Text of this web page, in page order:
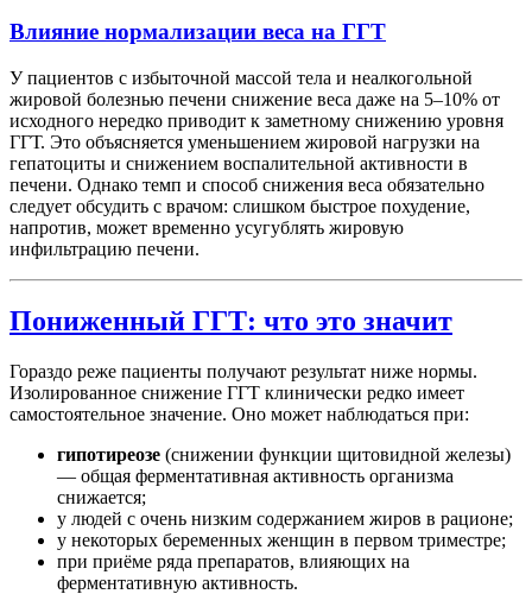
Влияние нормализации веса на ГГТ
У пациентов с избыточной массой тела и неалкогольной
жировой болезнью печени снижение веса даже на 5–10% от
исходного нередко приводит к заметному снижению уровня
ГГТ. Это объясняется уменьшением жировой нагрузки на
гепатоциты и снижением воспалительной активности в
печени. Однако темп и способ снижения веса обязательно
следует обсудить с врачом: слишком быстрое похудение,
напротив, может временно усугублять жировую
инфильтрацию печени.
Пониженный ГГТ: что это значит
Гораздо реже пациенты получают результат ниже нормы.
Изолированное снижение ГГТ клинически редко имеет
самостоятельное значение. Оно может наблюдаться при:
гипотиреозе (снижении функции щитовидной железы)
— общая ферментативная активность организма
снижается;
у людей с очень низким содержанием жиров в рационе;
у некоторых беременных женщин в первом триместре;
при приёме ряда препаратов, влияющих на
ферментативную активность.